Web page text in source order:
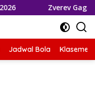
Zverev Gagal Juara di
Jadwal Bola Klasemen